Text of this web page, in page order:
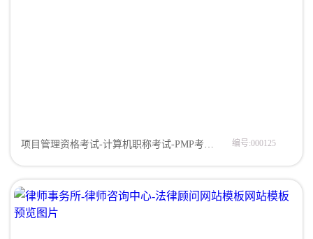
项目管理资格考试-计算机职称考试-PMP考试培训网站模板网站模板 编号:000125